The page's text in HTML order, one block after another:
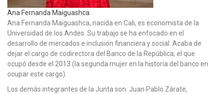
Ana Fernanda Maiguashca
Ana Fernanda Maiguashca, nacida en Cali, es economista de la
Universidad de los Andes. Su trabajo se ha enfocado en el
desarrollo de mercados e inclusión financiera y social. Acaba de
dejar el cargo de codirectora del Banco de la República, el que
ocupó desde el 2013 (la segunda mujer en la historia del banco en
ocupar este cargo).
Los demás integrantes de la Junta son: Juan Pablo Zárate,